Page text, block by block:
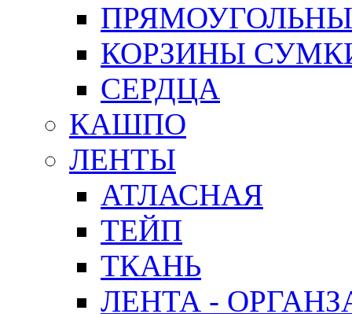
КОРЗИНЫ
СЕРДЦА
КАШПО
ЛЕНТЫ
АТЛАСНАЯ
ТЕЙП
ТКАНЬ
ЛЕНТА -